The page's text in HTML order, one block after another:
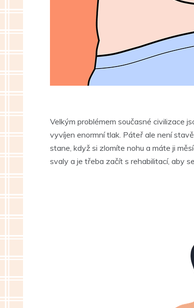
Velkým problémem současné civilizace
vyvíjen enormní tlak. Páteř ale není
stane, když si zlomíte nohu a máte ji
svaly a je třeba začít s rehabilitací, aby